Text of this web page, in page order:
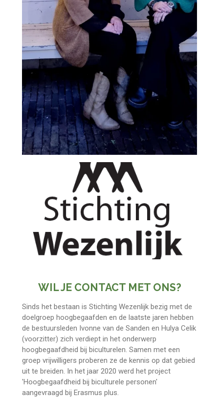
WIL JE CONTACT MET ONS?
Sinds het bestaan is Stichting Wezenlijk bezig met de
doelgroep hoogbegaafden en de laatste jaren hebben
de bestuursleden Ivonne van de Sanden en Hulya Celik
(voorzitter) zich verdiept in het onderwerp
hoogbegaafdheid bij biculturelen. Samen met een
groep vrijwilligers proberen ze de kennis op dat gebied
uit te breiden. In het jaar 2020 werd het project
'Hoogbegaafdheid bij biculturele personen'
aangevraagd bij Erasmus plus.